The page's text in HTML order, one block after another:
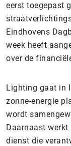
eerst toegepast
Eindhovens
week heeft
over de
Lighting gaat in
zonne-energie
wordt
Daarnaast werkt
dienst die